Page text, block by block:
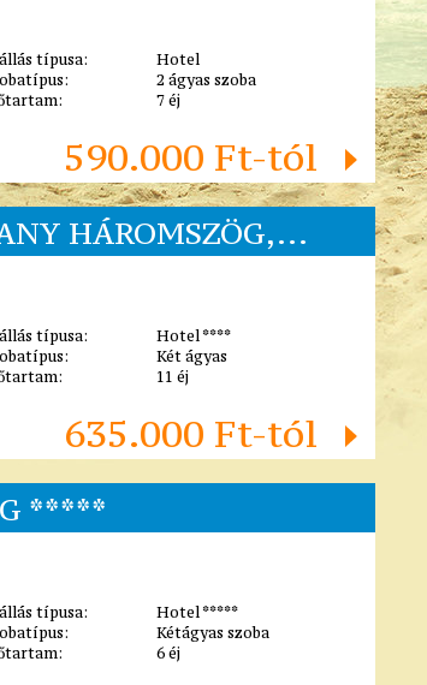
típusa:
Hotel
2 ágyas szoba
7 éj
590.000 Ft-tól
HÁROMSZÖG,...
típusa:
Hotel ****
Két ágyas
11 éj
635.000 Ft-tól
*****
típusa:
Hotel *****
Kétágyas szoba
6 éj